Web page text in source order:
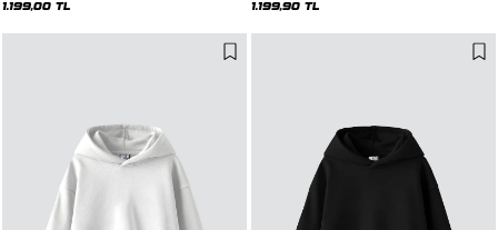
1.199,00 TL 1.199,90 TL